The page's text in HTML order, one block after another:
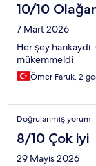
10/10
7 Mart 2026
Her şey
mükemmeldi
Ömer Faruk, 2
Doğrulanmış yorum
8/10 Çok iyi
29 Mayıs 2026